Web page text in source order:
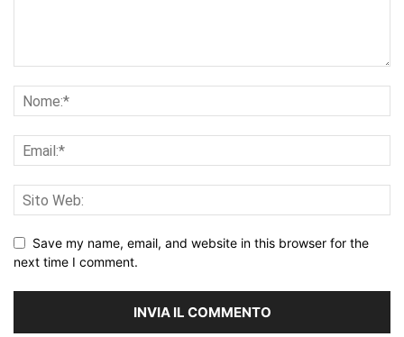
Save my name, email, and website in this browser for the
next time I comment.